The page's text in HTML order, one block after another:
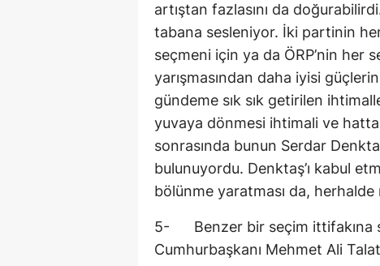
artıştan fazlasını da
tabana sesleniyor. İki partinin
seçmeni için ya da ÖRP’nin her
yarışmasından daha iyisi
gündeme sık sık getirilen
yuvaya dönmesi ihtimali ve
sonrasında bunun Serdar
bulunuyordu. Denktaş’ı kabul
bölünme yaratması da,
5- Benzer bir seçim ittifakına
Cumhurbaşkanı Mehmet Ali